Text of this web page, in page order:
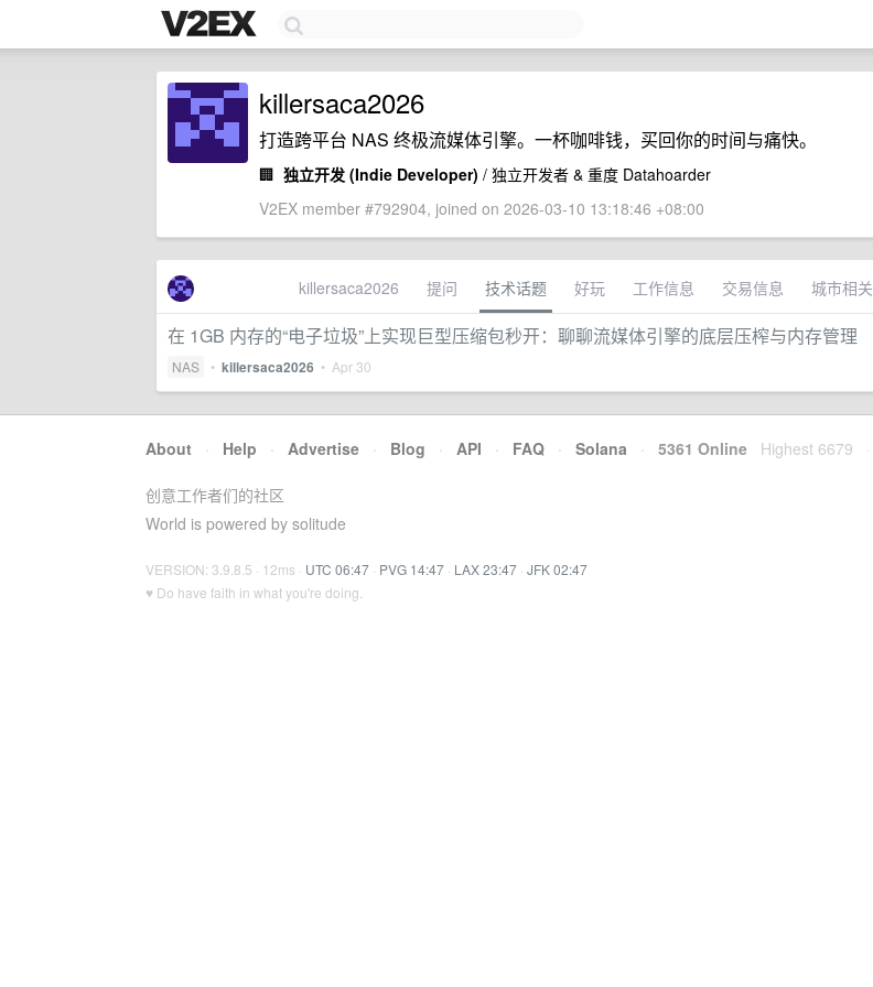
killersaca2026
打造跨平台 NAS 终极流媒体引擎。一杯咖啡钱，买回你的时间与痛快。
🏢 独立开发 (Indie Developer) / 独立开发者 & 重度 Datahoarder
V2EX member #792904, joined on 2026-03-10 13:18:46 +08:00
killersaca2026 提问 技术话题 好玩 工作信息 交易信息 城市相关
在 1GB 内存的“电子垃圾”上实现巨型压缩包秒开：聊聊流媒体引擎的底层压榨与内存管理
NAS • killersaca2026 • Apr 30
About · Help · Advertise · Blog · API · FAQ · Solana · 5361 Online Highest 6679
创意工作者们的社区
World is powered by solitude
VERSION: 3.9.8.5 · 12ms · UTC 06:47 · PVG 14:47 · LAX 23:47 · JFK 02:47
♥ Do have faith in what you're doing.